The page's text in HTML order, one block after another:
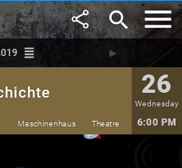
search
reorder ▶︎
26
Wednesday
6:00 PM
Maschinenhaus Theatre